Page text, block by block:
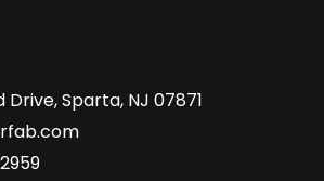
Sparta, NJ 07871